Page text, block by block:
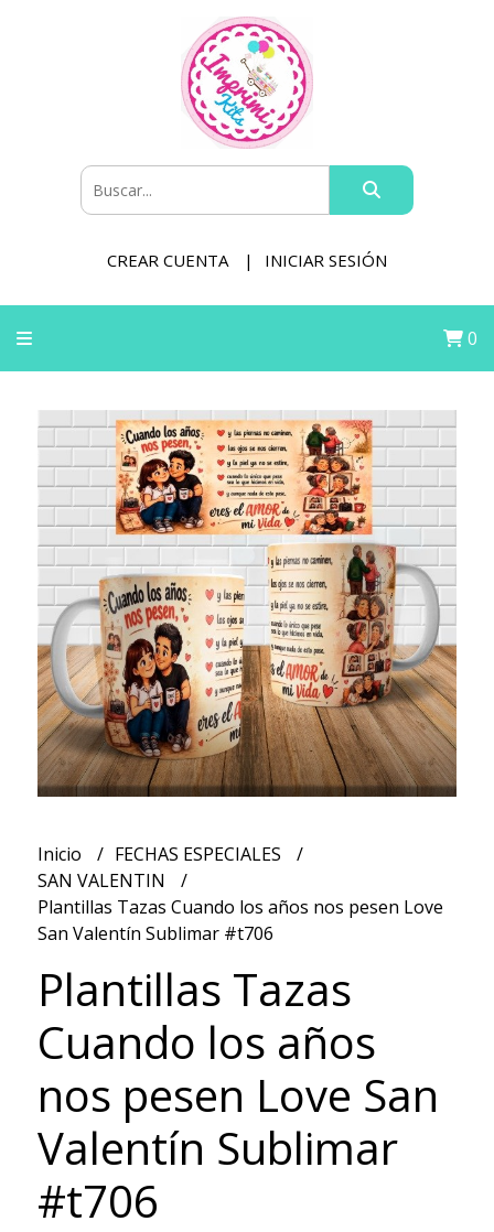
CREAR CUENTA INICIAR SESIÓN
0
Inicio
FECHAS ESPECIALES
SAN VALENTIN
Plantillas Tazas Cuando los años nos pesen Love
San Valentín Sublimar #t706
Plantillas Tazas
Cuando los años
nos pesen Love San
Valentín Sublimar
#t706